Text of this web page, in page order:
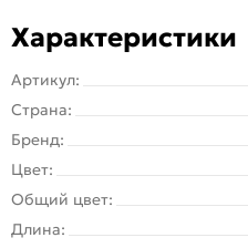
Характеристики
Артикул:
Страна:
Бренд:
Цвет:
Общий цвет:
Длина: